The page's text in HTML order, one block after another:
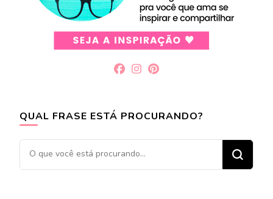
QUAL FRASE ESTÁ PROCURANDO?
Procurando
algo?